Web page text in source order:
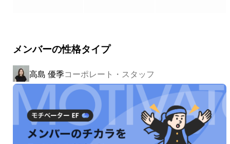
■地域ソリューション事業
この事業では行政や自治体、各地で観光体験を提供する施設
や団体が持つ課題について、
リサーチ・マーケティング・課題解決のコンサルティング・
観光体験の造成企画、
実証実験（モニター体験）、受け入れ体制の構築指導・ガイ
ド研修などまで一気通関で行っています。新しい体験の造成
メンバーの性格タイプ
高島 優季コーポレート・スタッフ